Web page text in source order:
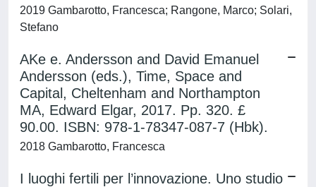
2019 Gambarotto, Francesca; Rangone, Marco; Solari,
Stefano
AKe e. Andersson and David Emanuel
Andersson (eds.), Time, Space and
Capital, Cheltenham and Northampton
MA, Edward Elgar, 2017. Pp. 320. £
90.00. ISBN: 978-1-78347-087-7 (Hbk).
2018 Gambarotto, Francesca
I luoghi fertili per l’innovazione. Uno studio